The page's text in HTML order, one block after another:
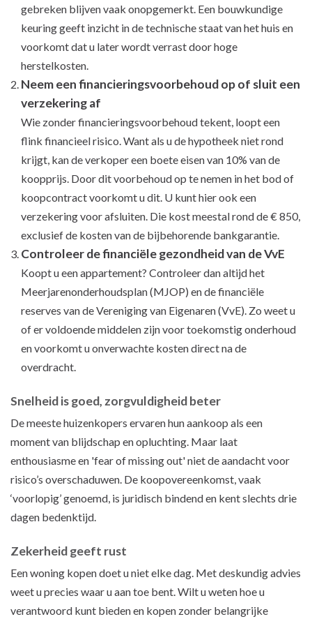
gebreken blijven vaak onopgemerkt. Een bouwkundige
keuring geeft inzicht in de technische staat van het huis en
voorkomt dat u later wordt verrast door hoge
herstelkosten.
Neem een financieringsvoorbehoud op of sluit een
verzekering af
Wie zonder financieringsvoorbehoud tekent, loopt een
flink financieel risico. Want als u de hypotheek niet rond
krijgt, kan de verkoper een boete eisen van 10% van de
koopprijs. Door dit voorbehoud op te nemen in het bod of
koopcontract voorkomt u dit. U kunt hier ook een
verzekering voor afsluiten. Die kost meestal rond de € 850,
exclusief de kosten van de bijbehorende bankgarantie.
Controleer de financiële gezondheid van de VvE
Koopt u een appartement? Controleer dan altijd het
Meerjarenonderhoudsplan (MJOP) en de financiële
reserves van de Vereniging van Eigenaren (VvE). Zo weet u
of er voldoende middelen zijn voor toekomstig onderhoud
en voorkomt u onverwachte kosten direct na de
overdracht.
Snelheid is goed, zorgvuldigheid beter
De meeste huizenkopers ervaren hun aankoop als een
moment van blijdschap en opluchting. Maar laat
enthousiasme en 'fear of missing out' niet de aandacht voor
risico’s overschaduwen. De koopovereenkomst, vaak
‘voorlopig’ genoemd, is juridisch bindend en kent slechts drie
dagen bedenktijd.
Zekerheid geeft rust
Een woning kopen doet u niet elke dag. Met deskundig advies
weet u precies waar u aan toe bent. Wilt u weten hoe u
verantwoord kunt bieden en kopen zonder belangrijke